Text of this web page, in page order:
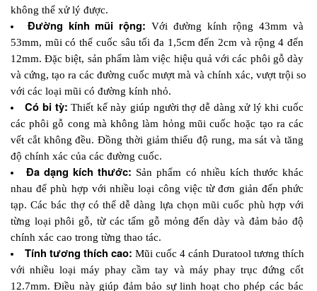
không thể xử lý được.
Đường kính mũi rộng: Với đường kính rộng 43mm và
53mm, mũi có thể cuốc sâu tối đa 1,5cm đến 2cm và rộng 4 đến
12mm. Đặc biệt, sản phẩm làm việc hiệu quả với các phôi gỗ dày
và cứng, tạo ra các đường cuốc mượt mà và chính xác, vượt trội so
với các loại mũi có đường kính nhỏ.
Có bi tỳ: Thiết kế này giúp người thợ dễ dàng xử lý khi cuốc
các phôi gỗ cong mà không làm hỏng mũi cuốc hoặc tạo ra các
vết cắt không đều. Đồng thời giảm thiểu độ rung, ma sát và tăng
độ chính xác của các đường cuốc.
Đa dạng kích thước: Sản phẩm có nhiều kích thước khác
nhau để phù hợp với nhiều loại công việc từ đơn giản đến phức
tạp. Các bác thợ có thể dễ dàng lựa chọn mũi cuốc phù hợp với
từng loại phôi gỗ, từ các tấm gỗ mỏng đến dày và đảm bảo độ
chính xác cao trong từng thao tác.
Tính tương thích cao: Mũi cuốc 4 cánh Duratool tương thích
với nhiều loại máy phay cầm tay và máy phay trục đứng cốt
12.7mm. Điều này giúp đảm bảo sự linh hoạt cho phép các bác